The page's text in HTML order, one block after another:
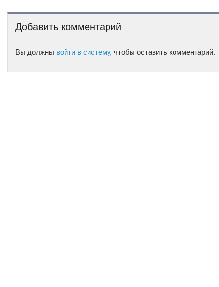
Добавить комментарий
Вы должны войти в систему, чтобы оставить комментарий.